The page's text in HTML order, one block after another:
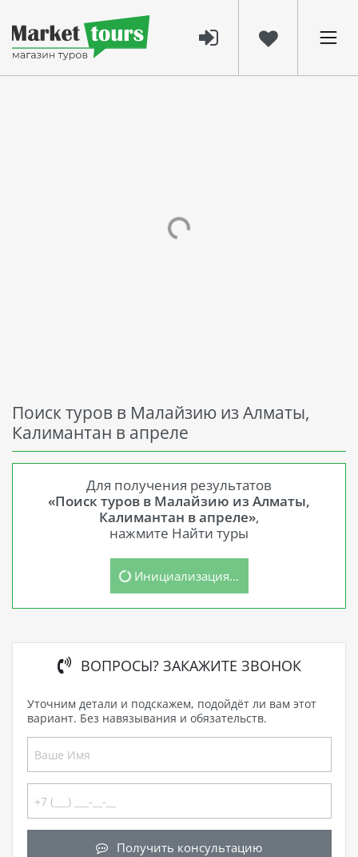
Поиск туров в Малайзию из Алматы,
Калимантан в апреле
Для получения результатов
«Поиск туров в Малайзию из Алматы,
Калимантан в апреле»,
нажмите Найти туры
Инициализация...
ВОПРОСЫ? ЗАКАЖИТЕ ЗВОНОК
Уточним детали и подскажем, подойдёт ли вам этот
вариант. Без навязывания и обязательств.
Получить консультацию